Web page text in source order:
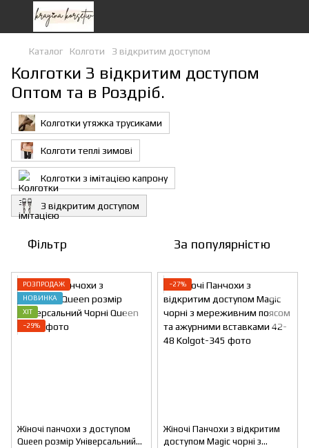
Каталог Колготи З відкритим доступом
Колготки З відкритим доступом
Оптом та в Роздріб.
Колготки утяжка трусиками
Колготи теплі зимові
Колготки з імітацією капрону
З відкритим доступом
Фільтр За популярністю
РОЗПРОДАЖ
НОВИНКА
ХІТ
−29%
Жіночі панчохи з доступом
Queen розмір Універсальний
−27%
Жіночі Панчохи з відкритим
доступом Magic чорні з